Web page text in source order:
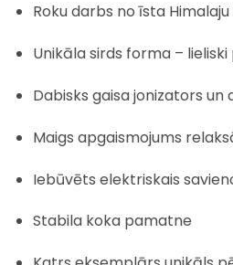
Roku darbs no īsta Himalaju
Unikāla sirds forma –
Dabisks gaisa jonizators
Maigs apgaismojums
Iebūvēts elektriskais
Stabila koka pamatne